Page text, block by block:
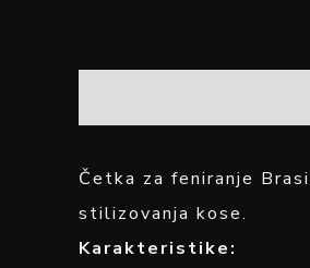
Četka za feniranje
stilizovanja kose.
Karakteristike: